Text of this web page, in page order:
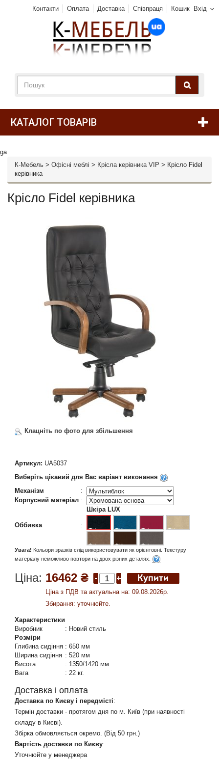
Вхід
Контакти Оплата Доставка Співпраця Кошик
КАТАЛОГ ТОВАРІВ
ga
К-Мебель > Офісні меблі > Крісла керівника VIP > Крісло Fidel
керівника
Крісло Fidel керівника
Клацніть по фото для збільшення
Артикул: UA5037
Виберіть цікавий для Вас варіант виконання
Механізм
:
Корпусний матеріал :
Оббивка :
Шкіра LUX
Увага! Кольори зразків слід використовувати як орієнтовні. Текстуру
матеріалу неможливо повтори на двох різних деталях.
Ціна: 16462 ₴
Ціна з ПДВ та актуальна на: 09.08.2026р.
Збирання: уточнюйте.
Характеристики
Виробник
: Новий стиль
Розміри
Глибина сидіння : 650 мм
Ширина сидіння : 520 мм
Висота
: 1350/1420 мм
Вага
: 22 кг.
Доставка і оплата
Доставка по Києву і передмісті:
Термін доставки - протягом дня по м. Київ (при наявності
складу в Києві).
Збірка обмовляється окремо. (Від 50 грн.)
Вартість доставки по Києву:
Уточнюйте у менеджера